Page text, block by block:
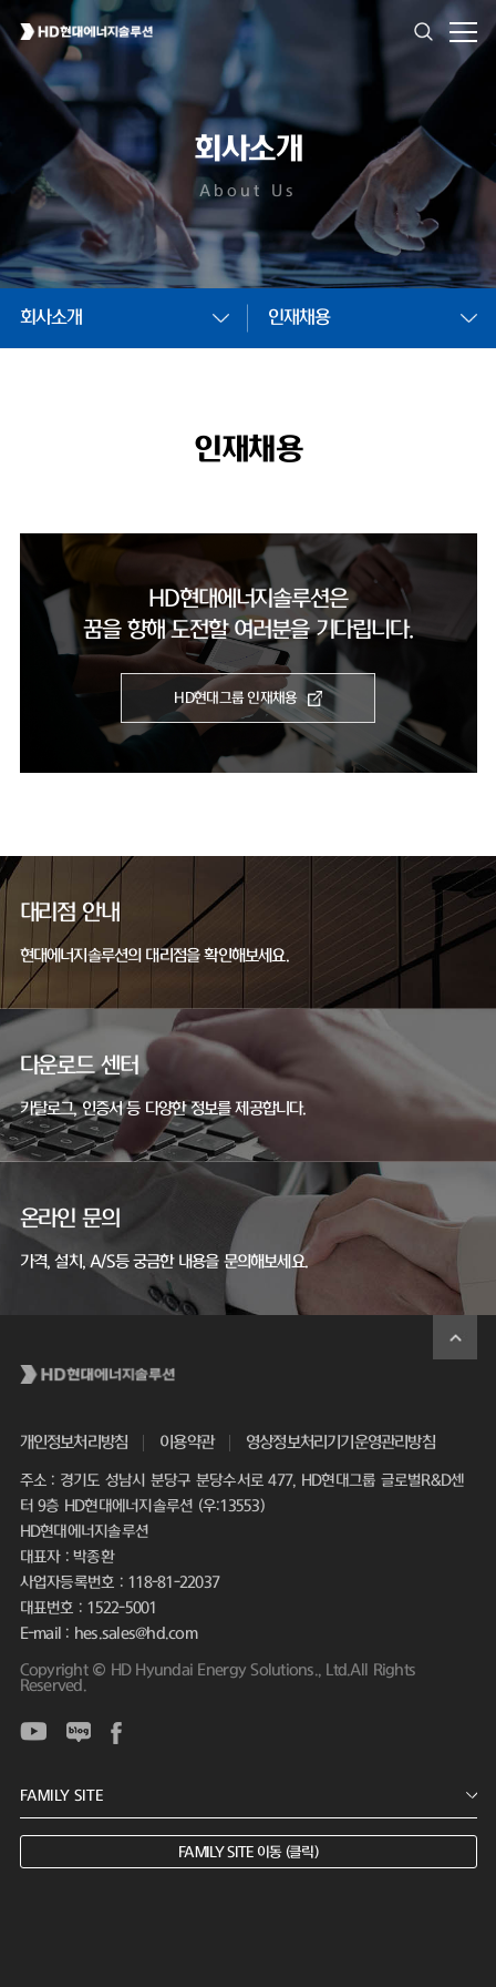
회사소개
About Us
회사소개 인재채용
인재채용
HD현대에너지솔루션은
꿈을 향해 도전할 여러분을 기다립니다.
HD현대그룹 인재채용
대리점 안내
현대에너지솔루션의 대리점을 확인해보세요.
다운로드 센터
카탈로그, 인증서 등 다양한 정보를 제공합니다.
온라인 문의
가격, 설치, A/S등 궁금한 내용을 문의해보세요.
개인정보처리방침 이용약관 영상정보처리기기운영관리방침
주소 : 경기도 성남시 분당구 분당수서로 477, HD현대그룹 글로벌R&D센
터 9층 HD현대에너지솔루션 (우:13553)
HD현대에너지솔루션
대표자 : 박종환
사업자등록번호 : 118-81-22037
대표번호 : 1522-5001
E-mail : hes.sales@hd.com
Copyright © HD Hyundai Energy Solutions., Ltd.All Rights
Reserved.
FAMILY SITE 이동 (클릭)